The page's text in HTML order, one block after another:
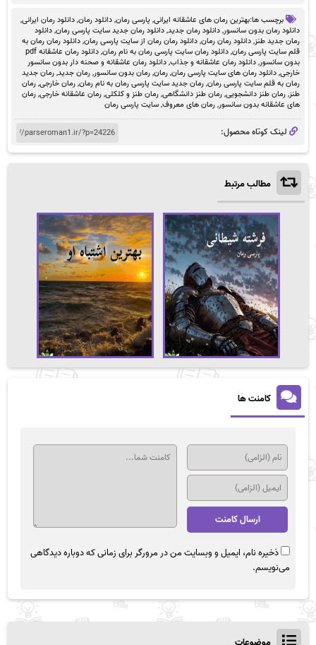
برچسب ها:بهترین رمان های عاشقانه ایرانی, پارسی رمان,دانلود رمان,دانلود رمان ایرانی,
دانلود رمان بدون سانسور,دانلود رمان جدید,دانلود رمان جدید سایت پارسی رمان,دانلود
رمان جدید طنز,دانلود رمان رمان,دانلود رمان رمان از سایت پارسی رمان,دانلود رمان رمان به
قلم سایت پارسی رمان,دانلود رمان سایت پارسی رمان به نام رمان,
دانلود رمان عاشقانه pdf
بدون سانسور,دانلود رمان عاشقانه و جذاب,دانلود رمان عاشقانه و صحنه دار بدون سانسور
خارجی,دانلود رمان های سایت پارسی رمان,رمان,رمان بدون سانسور,رمان جدید,رمان جدید
رمان به قلم سایت پارسی رمان,رمان جدید سایت پارسی رمان به نام رمان,رمان خارجی,رمان
طنز,رمان طنز دانشجویی,رمان طنز دانشگاهی,رمان طنز و کلکلی,رمان عاشقانه خارجی,رمان
های عاشقانه بدون سانسور,رمان های معروف,سایت پارسی رمان
لینک کوتاه محصول:
مطالب مرتبط
کامنت ها
ذخیره نام، ایمیل و وبسایت من در مرورگر برای زمانی که دوباره دیدگاهی
می‌نویسم.